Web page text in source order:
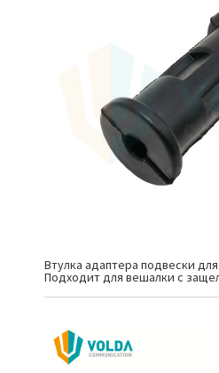
Втулка адаптера подвески
Подходит для вешалки с